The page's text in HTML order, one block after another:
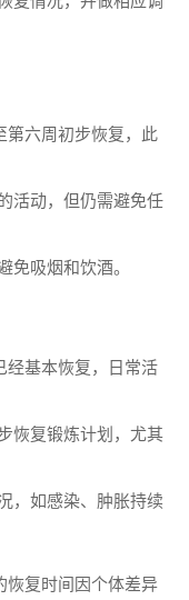
第六周初步恢复，此
活动，但仍需避免任
免吸烟和饮酒。
经基本恢复，日常活
恢复锻炼计划，尤其
，如感染、肿胀持续
恢复时间因个体差异